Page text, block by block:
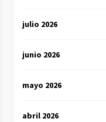
julio 2026
junio 2026
mayo 2026
abril 2026